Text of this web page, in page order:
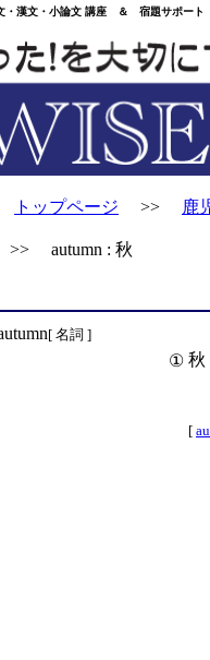
漢文・小論文 講座 ＆ 宿題サポー
トップページ >> 鹿
>> autumn : 秋
[ 名詞 ]
① 秋
[